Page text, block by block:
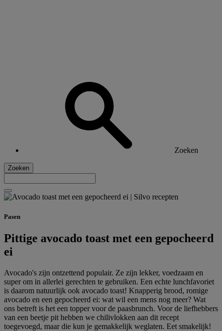
Zoeken
Zoeken
Pasen
Pittige avocado toast met een gepocheerd
ei
Avocado's zijn ontzettend populair. Ze zijn lekker, voedzaam en
super om in allerlei gerechten te gebruiken. Een echte lunchfavoriet
is daarom natuurlijk ook avocado toast! Knapperig brood, romige
avocado en een gepocheerd ei: wat wil een mens nog meer? Wat
ons betreft is het een topper voor de paasbrunch. Voor de liefhebbers
van een beetje pit hebben we chilivlokken aan dit recept
toegevoegd, maar die kun je gemakkelijk weglaten. Eet smakelijk!